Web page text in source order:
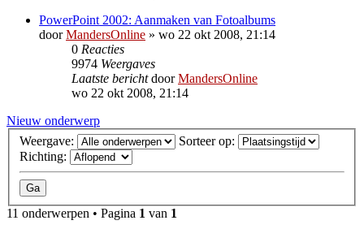
PowerPoint 2002: Aanmaken van Fotoalbums
doorMandersOnline » wo 22 okt 2008, 21:14
0 Reacties
9974 Weergaves
Laatste berichtdoorMandersOnline
wo 22 okt 2008, 21:14
Nieuw onderwerp
Weergave:
Sorteer op:
Richting:
11 onderwerpen • Pagina 1 van 1